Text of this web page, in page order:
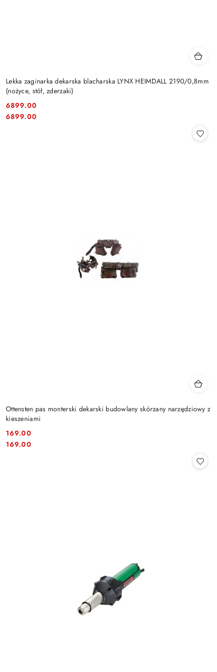
Lekka zaginarka dekarska blacharska LYNX HEIMDALL 2190/0,8mm
(nożyce, stół, zderzaki)
Cena:
6899.00
Cena:
6899.00
Ottensten pas monterski dekarski budowlany skórzany narzędziowy z
kieszeniami
Cena:
169.00
Cena:
169.00